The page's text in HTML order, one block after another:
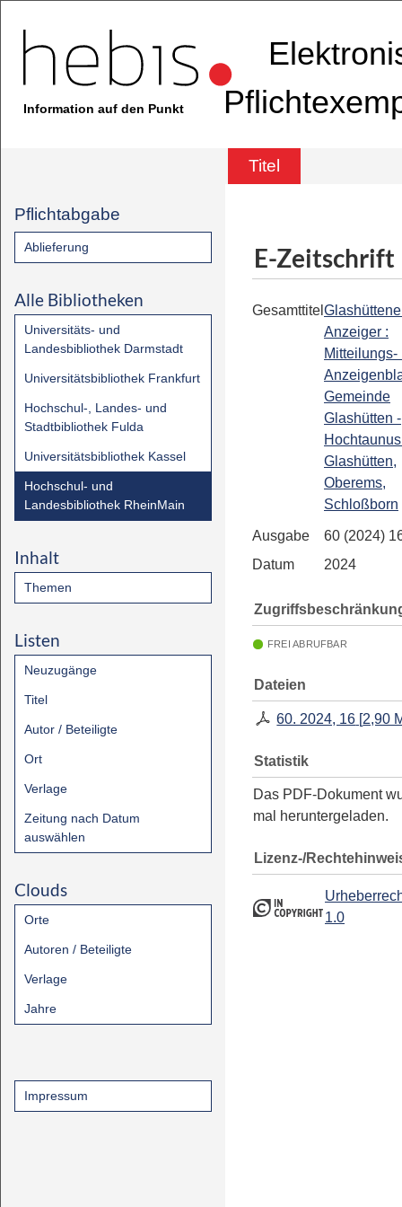
Information auf den Punkt
Titel
Pflichtabgabe
Ablieferung
Alle Bibliotheken
Universitäts- und
Landesbibliothek Darmstadt
Universitätsbibliothek Frankfurt
Hochschul-, Landes- und
Stadtbibliothek Fulda
Universitätsbibliothek Kassel
Hochschul- und
Landesbibliothek RheinMain
Inhalt
Themen
Listen
Neuzugänge
Titel
Autor / Beteiligte
Ort
Verlage
Zeitung nach Datum
auswählen
Clouds
Orte
Autoren / Beteiligte
Verlage
Jahre
Impressum
E-Zeitschrift
Gesamttitel
Anzeiger :
Mitteilungs-
Gemeinde
Glashütten -
Glashütten,
Oberems,
Schloßborn
Ausgabe
60 (2024)
Datum
2024
FREI ABRUFBAR
Dateien
60. 2024, 16 [2,90
Statistik
Das PDF-Dokument
mal heruntergeladen.
Lizenz-/
1.0